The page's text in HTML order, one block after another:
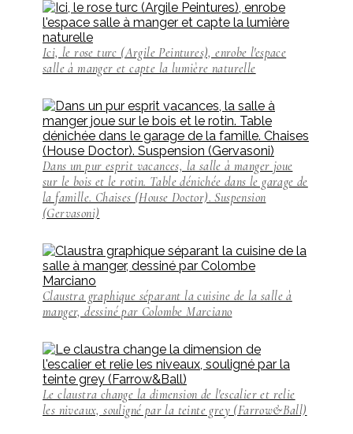
Ici, le rose turc (Argile Peintures), enrobe l'espace
salle à manger et capte la lumière naturelle
Dans un pur esprit vacances, la salle à manger joue
sur le bois et le rotin. Table dénichée dans le garage de
la famille. Chaises (House Doctor). Suspension
(Gervasoni)
Claustra graphique séparant la cuisine de la salle à
manger, dessiné par Colombe Marciano
Le claustra change la dimension de l'escalier et relie
les niveaux, souligné par la teinte grey (Farrow&Ball)